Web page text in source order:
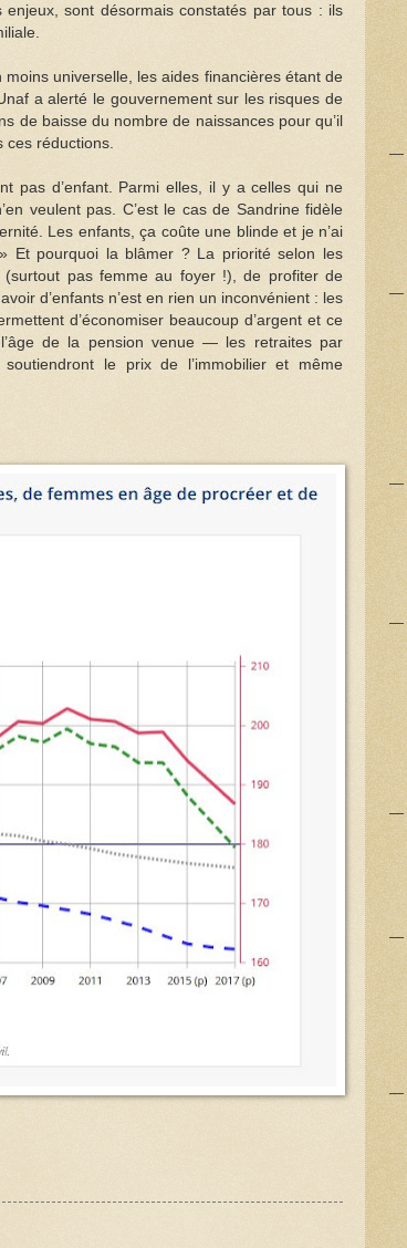
sont désormais constatés par tous : ils
universelle, les aides financières étant de
a alerté le gouvernement sur les risques de
de baisse du nombre de naissances pour qu’il
réductions.
pas d’enfant. Parmi elles, il y a celles qui ne
veulent pas. C’est le cas de Sandrine fidèle
Les enfants, ça coûte une blinde et je n’ai
Et pourquoi la blâmer ? La priorité selon les
(surtout pas femme au foyer !), de profiter de
d’enfants n’est en rien un inconvénient : les
d’économiser beaucoup d’argent et ce
de la pension venue — les retraites par
le prix de l’immobilier et même